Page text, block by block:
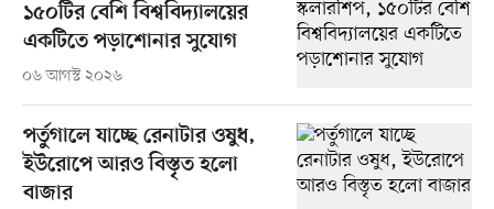
১৫০টির বেশি বিশ্ববিদ্যালয়ের
একটিতে পড়াশোনার সুযোগ
০৬ আগস্ট ২০২৬
পর্তুগালে যাচ্ছে রেনাটার ওষুধ,
ইউরোপে আরও বিস্তৃত হলো
বাজার